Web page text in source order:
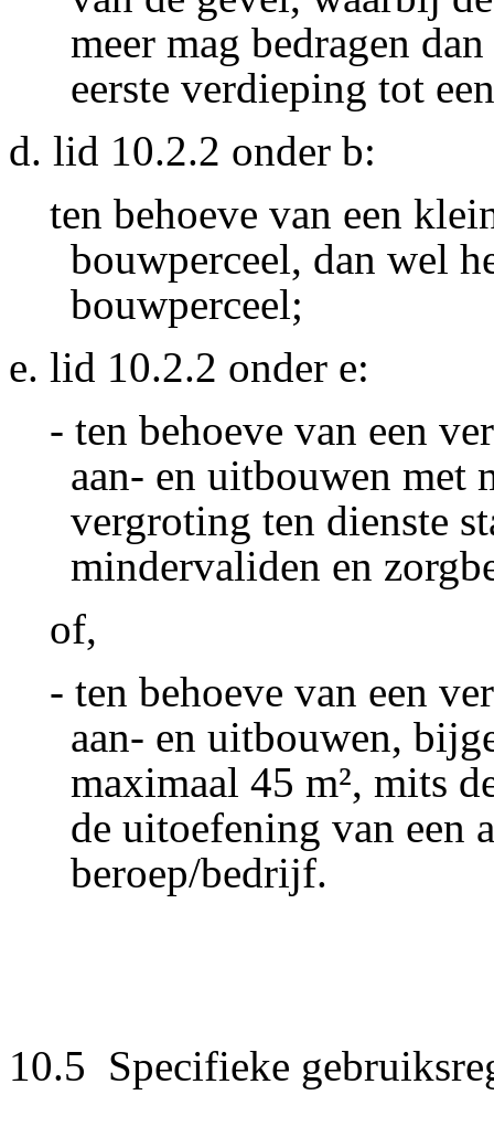
meer mag bedragen
eerste verdieping tot
d. lid 10.2.2 onder b:
ten behoeve van een
bouwperceel, dan wel
bouwperceel;
e. lid 10.2.2 onder e:
- ten behoeve van een
aan- en uitbouwen met
vergroting ten dienste
mindervaliden en
of,
- ten behoeve van een
aan- en uitbouwen,
maximaal 45 m², mits
de uitoefening van een
beroep/bedrijf.
10.5 Specifieke